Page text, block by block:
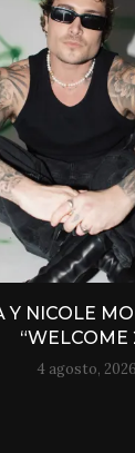
Y NICOLE
“WELCOME
4 agosto, 2026